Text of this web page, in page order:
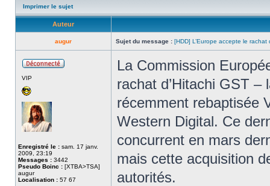
Imprimer le sujet
Auteur
augur Sujet du message : [HDD] L’Europe accepte le rachat
VIP
Enregistré le : sam. 17 janv.
2009, 23:19
Messages : 3442
Pseudo Boinc : [XTBA>TSA]
augur
Localisation : 57 67
La Commission
rachat d’Hitachi GST –
récemment rebaptisée
Western Digital. Ce
concurrent en mars
mais cette acquisition
autorités.